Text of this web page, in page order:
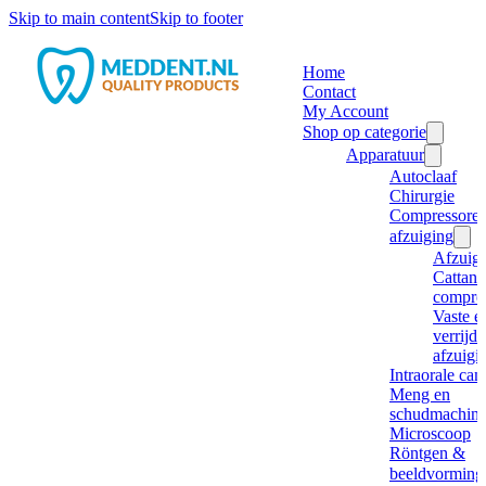
Skip to main contentSkip to footer
Home
Contact
My Account
Shop op categorie
Apparatuur
Autoclaaf
Chirurgie
afzuiging
Cattani
Vaste
Intraorale
Meng en
Microscoop
Röntgen &
beeldvorming